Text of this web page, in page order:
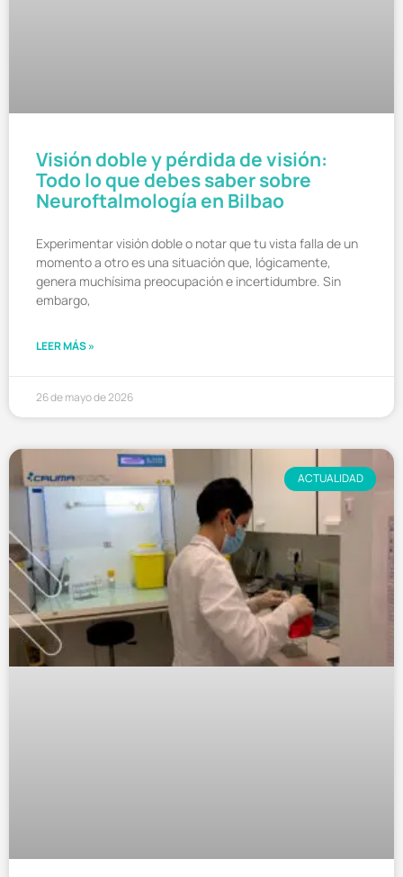
Visión doble y pérdida de visión:
Todo lo que debes saber sobre
Neuroftalmología en Bilbao
Experimentar visión doble o notar que tu vista falla de un
momento a otro es una situación que, lógicamente,
genera muchísima preocupación e incertidumbre. Sin
embargo,
LEER MÁS »
26 de mayo de 2026
ACTUALIDAD